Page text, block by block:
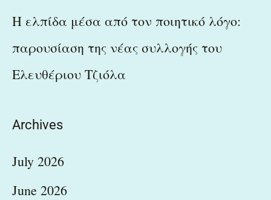
Η ελπίδα μέσα από τον ποιητικό λόγο:
παρουσίαση της νέας συλλογής του
Ελευθέριου Τζιόλα
Archives
July 2026
June 2026